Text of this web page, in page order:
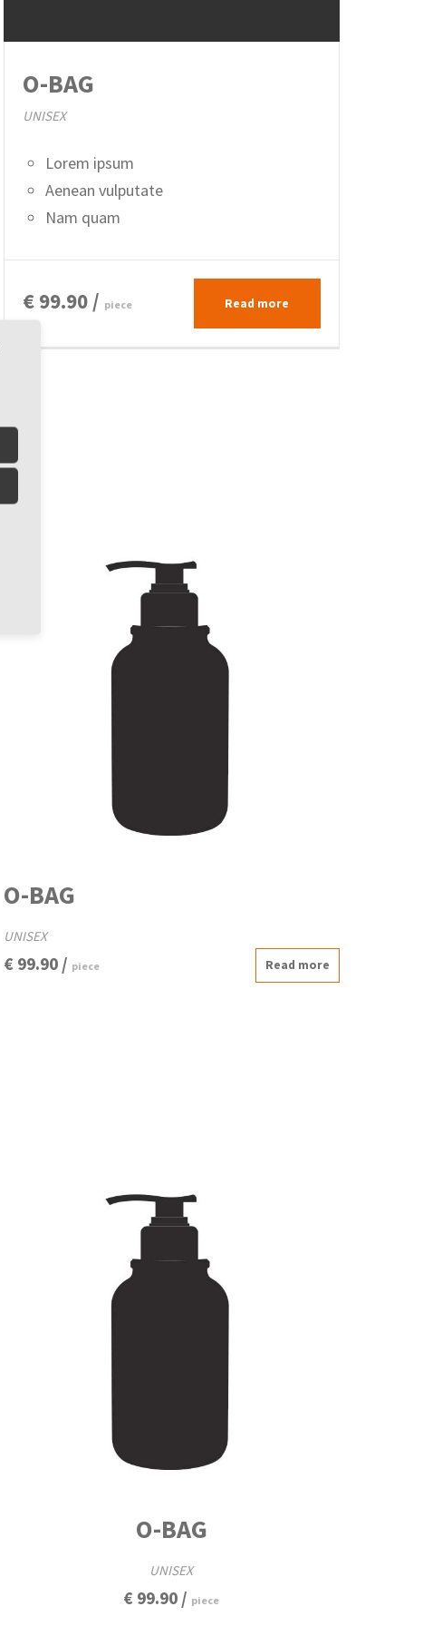
O-BAG
UNISEX
Lorem ipsum
Aenean vulputate
Nam quam
€ 99.90 / piece Read more
O-BAG
UNISEX
€ 99.90 / piece Read more
O-BAG
UNISEX
€ 99.90 / piece